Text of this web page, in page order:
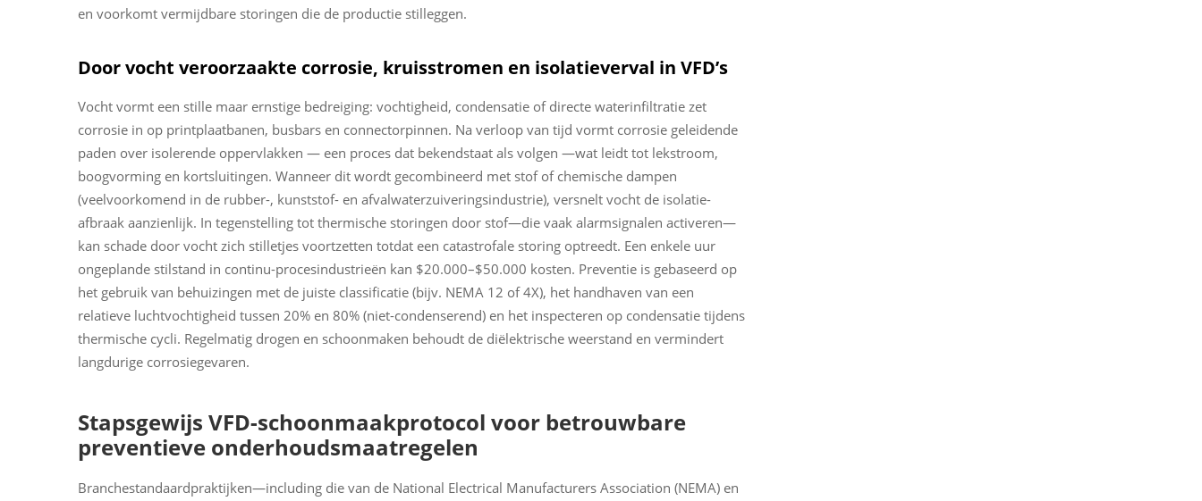
en voorkomt vermijdbare storingen die de productie stilleggen.
Door vocht veroorzaakte corrosie, kruisstromen en isolatieverval in VFD’s
Vocht vormt een stille maar ernstige bedreiging: vochtigheid, condensatie of directe waterinfiltratie zet
corrosie in op printplaatbanen, busbars en connectorpinnen. Na verloop van tijd vormt corrosie geleidende
paden over isolerende oppervlakken — een proces dat bekendstaat als volgen —wat leidt tot lekstroom,
boogvorming en kortsluitingen. Wanneer dit wordt gecombineerd met stof of chemische dampen
(veelvoorkomend in de rubber-, kunststof- en afvalwaterzuiveringsindustrie), versnelt vocht de isolatie-
afbraak aanzienlijk. In tegenstelling tot thermische storingen door stof—die vaak alarmsignalen activeren—
kan schade door vocht zich stilletjes voortzetten totdat een catastrofale storing optreedt. Een enkele uur
ongeplande stilstand in continu-procesindustrieën kan $20.000–$50.000 kosten. Preventie is gebaseerd op
het gebruik van behuizingen met de juiste classificatie (bijv. NEMA 12 of 4X), het handhaven van een
relatieve luchtvochtigheid tussen 20% en 80% (niet-condenserend) en het inspecteren op condensatie tijdens
thermische cycli. Regelmatig drogen en schoonmaken behoudt de diëlektrische weerstand en vermindert
langdurige corrosiegevaren.
Stapsgewijs VFD-schoonmaakprotocol voor betrouwbare
preventieve onderhoudsmaatregelen
Branchestandaardpraktijken—including die van de National Electrical Manufacturers Association (NEMA) en